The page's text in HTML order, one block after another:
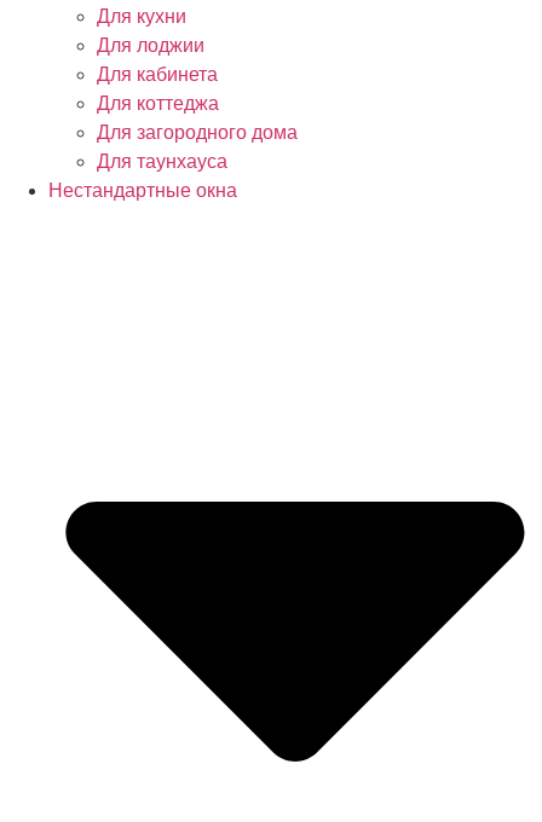
Для кухни
Для лоджии
Для кабинета
Для коттеджа
Для загородного дома
Для таунхауса
Нестандартные окна